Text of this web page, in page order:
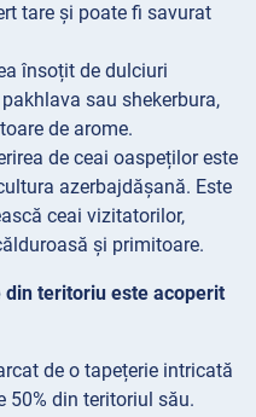
tare și poate fi savurat
însoțit de dulciuri
sau shekerbura,
de arome.
de ceai oaspeților este
azerbajdășană. Este
ceai vizitatorilor,
și primitoare.
teritoriu este acoperit
de o tapețerie intricată
50% din teritoriul său.